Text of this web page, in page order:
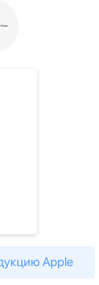
Apple